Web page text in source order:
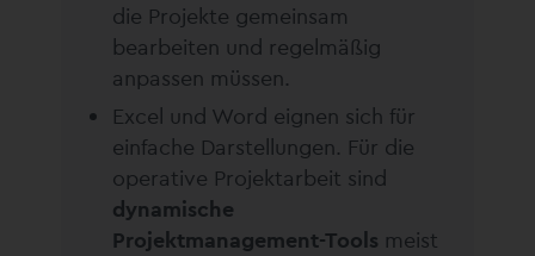
die Projekte gemeinsam
bearbeiten und regelmäßig
anpassen müssen.
Excel und Word eignen sich für
einfache Darstellungen. Für die
operative Projektarbeit sind
dynamische
Projektmanagement-Tools meist